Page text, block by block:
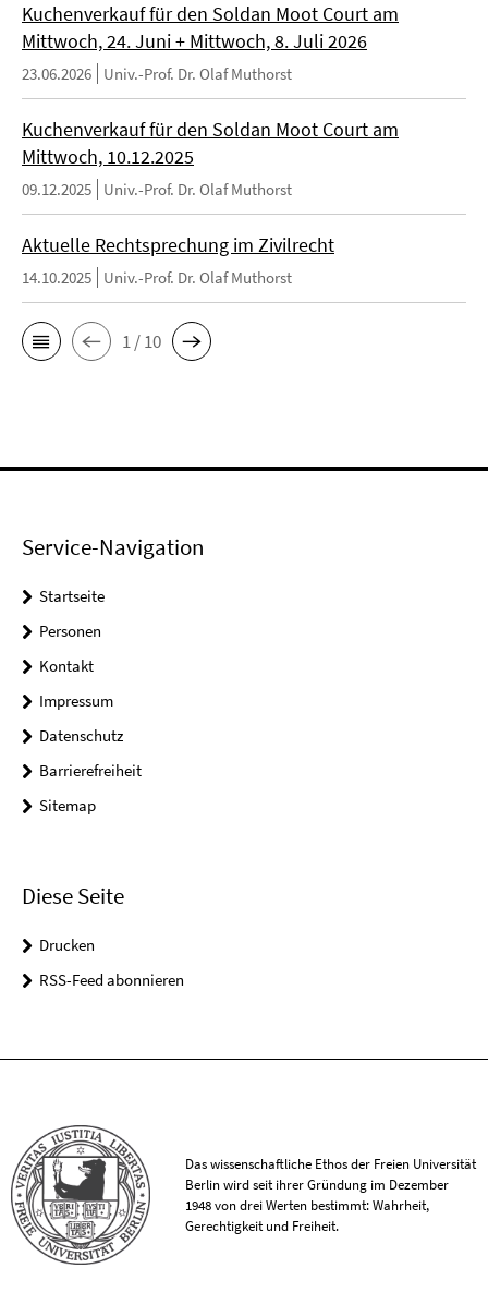
Kuchenverkauf für den Soldan Moot Court am
Mittwoch, 24. Juni + Mittwoch, 8. Juli 2026
23.06.2026 Univ.-Prof. Dr. Olaf Muthorst
Kuchenverkauf für den Soldan Moot Court am
Mittwoch, 10.12.2025
09.12.2025 Univ.-Prof. Dr. Olaf Muthorst
Aktuelle Rechtsprechung im Zivilrecht
14.10.2025 Univ.-Prof. Dr. Olaf Muthorst
1 / 10
Service-Navigation
Startseite
Personen
Kontakt
Impressum
Datenschutz
Barrierefreiheit
Sitemap
Diese Seite
Drucken
RSS-Feed abonnieren
Das wissenschaftliche Ethos der Freien Universität
Berlin wird seit ihrer Gründung im Dezember
1948 von drei Werten bestimmt: Wahrheit,
Gerechtigkeit und Freiheit.